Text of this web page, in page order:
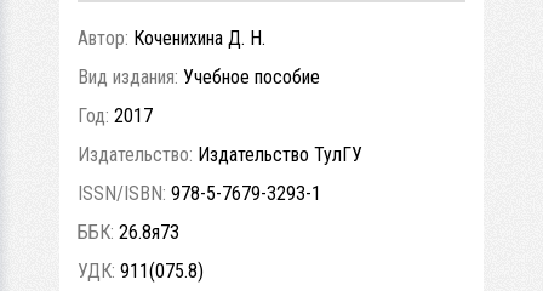
Автор: Коченихина Д. Н.
Вид издания: Учебное пособие
Год: 2017
Издательство: Издательство ТулГУ
ISSN/ISBN: 978-5-7679-3293-1
ББК: 26.8я73
УДК: 911(075.8)